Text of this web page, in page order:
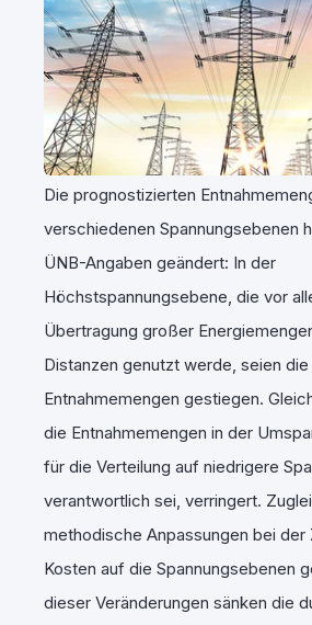
Die prognostizierten
verschiedenen Spannungsebenen
ÜNB-Angaben geändert: In der
Höchstspannungsebene, die vor
Übertragung großer
Distanzen genutzt werde, seien die
Entnahmemengen gestiegen.
die Entnahmemengen in der
für die Verteilung auf niedrigere
verantwortlich sei, verringert.
methodische Anpassungen bei der
Kosten auf die Spannungsebenen
dieser Veränderungen sänken die